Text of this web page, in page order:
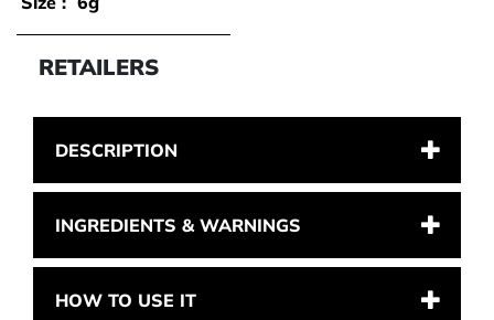
RETAILERS
DESCRIPTION
INGREDIENTS & WARNINGS
HOW TO USE IT